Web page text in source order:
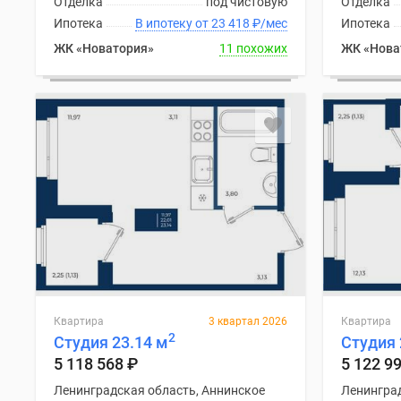
В ипотеку от 23 418 ₽/мес
Ипотека
ЖК «Новатория»
11 похожих
Ипотека
ЖК
Квартира 3 квартал 2026
Студия 23.14 м2
5 118 568₽
Ленинградская область, Аннинское
Квартира
Студия
5 122